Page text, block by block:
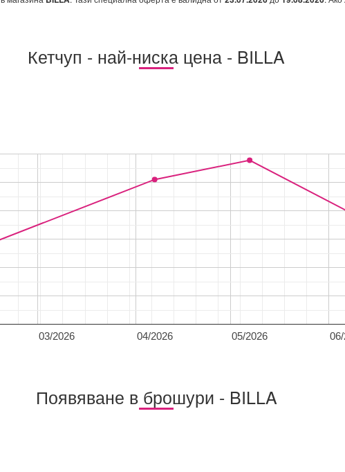
Кетчуп - най-ниска цена - BILLA
03/2026 04/2026 05/2026
Появяване в брошури - BILLA